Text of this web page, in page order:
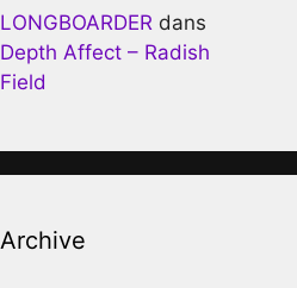
LONGBOARDER dans
Depth Affect – Radish
Field
Archive